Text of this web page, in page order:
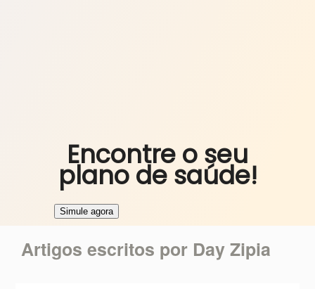
Encontre o seu
plano de saúde!
Artigos escritos por Day Zipia